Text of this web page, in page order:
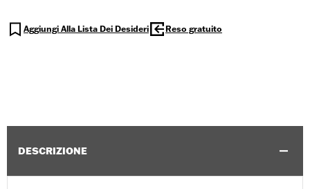
Aggiungi Alla Lista Dei Desideri Reso gratuito
DESCRIZIONE